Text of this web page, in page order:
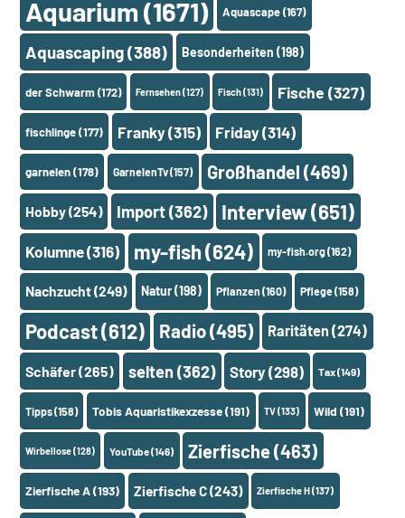
Aquarium (1671) Aquascape(167)
Aquascaping(388) Besonderheiten (198)
der Schwarm(172) Fernsehen(127) Fisch(131) Fische (327)
fischlinge(177) Franky(315) Friday(314)
garnelen(178) GarnelenTv(157) Großhandel (469)
Hobby(254) Import(362) Interview(651)
Kolumne(316) my-fish(624) my-fish.org(162)
Nachzucht(249) Natur(198) Pflanzen(160) Pflege(158)
Podcast(612) Radio(495) Raritäten (274)
Schäfer(265) selten (362) Story (298) Tax(149)
Tipps(158) Tobis Aquaristikexzesse(191) TV(133) Wild (191)
Wirbellose(128) YouTube(146) Zierfische(463)
Zierfische A(193) Zierfische C(243) Zierfische H(137)